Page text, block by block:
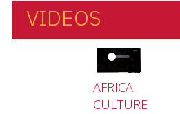
VIDEOS
Video file
AFRICA
CULTURE